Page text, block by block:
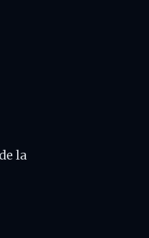
la